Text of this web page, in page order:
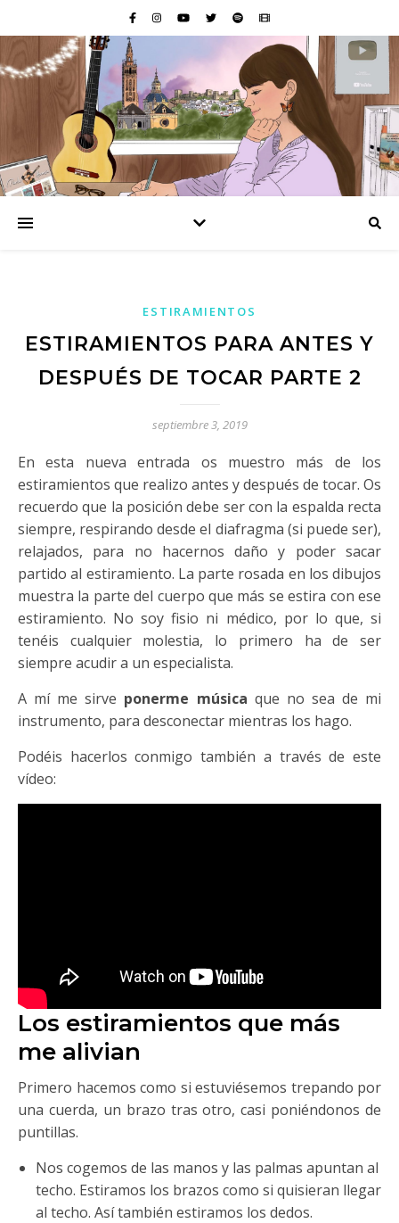
ESTIRAMIENTOS
ESTIRAMIENTOS PARA ANTES Y
DESPUÉS DE TOCAR PARTE 2
septiembre 3, 2019
En esta nueva entrada os muestro más de los
estiramientos que realizo antes y después de tocar. Os
recuerdo que la posición debe ser con la espalda recta
siempre, respirando desde el diafragma (si puede ser),
relajados, para no hacernos daño y poder sacar
partido al estiramiento. La parte rosada en los dibujos
muestra la parte del cuerpo que más se estira con ese
estiramiento. No soy fisio ni médico, por lo que, si
tenéis cualquier molestia, lo primero ha de ser
siempre acudir a un especialista.
A mí me sirve ponerme música que no sea de mi
instrumento, para desconectar mientras los hago.
Podéis hacerlos conmigo también a través de este
vídeo:
Los estiramientos que más
me alivian
Primero hacemos como si estuviésemos trepando por
una cuerda, un brazo tras otro, casi poniéndonos de
puntillas.
Nos cogemos de las manos y las palmas apuntan al
techo. Estiramos los brazos como si quisieran llegar
al techo. Así también estiramos los dedos.